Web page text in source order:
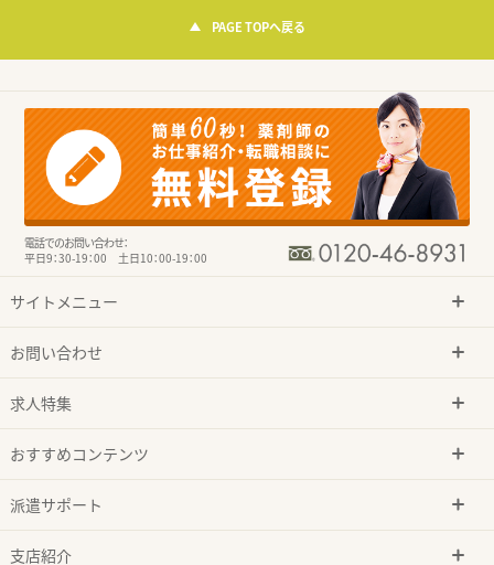
PAGE TOPへ戻る
電話でのお問い合わせ：
平日9：30-19：00 土日10：00-19：00
サイトメニュー
お問い合わせ
求人特集
おすすめコンテンツ
派遣サポート
支店紹介